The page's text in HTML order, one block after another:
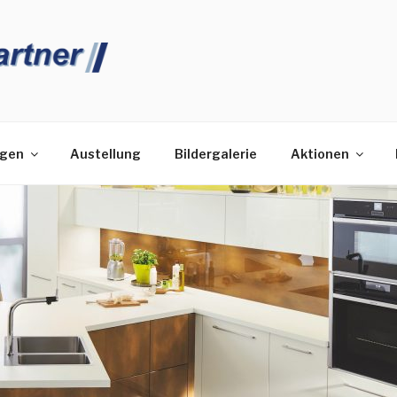
Austellung Bildergalerie Aktionen